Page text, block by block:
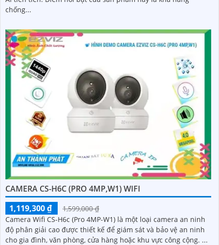
chống...
CAMERA CS-H6C (PRO 4MP,W1) WIFI
1,119,300 ₫
1,599,000 ₫
Camera Wifi CS-H6c (Pro 4MP-W1) là một loại camera an ninh
độ phân giải cao được thiết kế để giám sát và bảo vệ an ninh
cho gia đình, văn phòng, cửa hàng hoặc khu vực công cộng. ...